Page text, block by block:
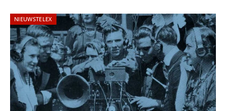
NIEUWSTELEX